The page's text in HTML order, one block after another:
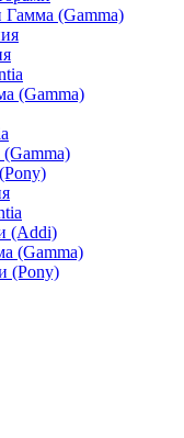
(Gamma)
(Gamma)
(Addi)
(Gamma)
(Pony)